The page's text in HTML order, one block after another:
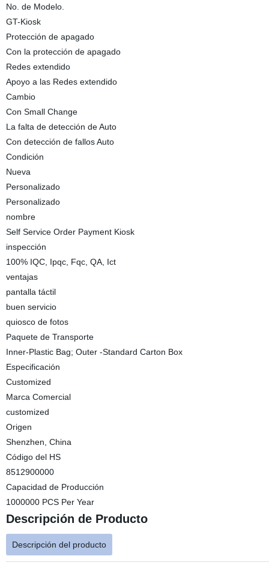
No. de Modelo.
GT-Kiosk
Protección de apagado
Con la protección de apagado
Redes extendido
Apoyo a las Redes extendido
Cambio
Con Small Change
La falta de detección de Auto
Con detección de fallos Auto
Condición
Nueva
Personalizado
Personalizado
nombre
Self Service Order Payment Kiosk
inspección
100% IQC, Ipqc, Fqc, QA, Ict
ventajas
pantalla táctil
buen servicio
quiosco de fotos
Paquete de Transporte
Inner-Plastic Bag; Outer -Standard Carton Box
Especificación
Customized
Marca Comercial
customized
Origen
Shenzhen, China
Código del HS
8512900000
Capacidad de Producción
1000000 PCS Per Year
Descripción de Producto
Descripción del producto